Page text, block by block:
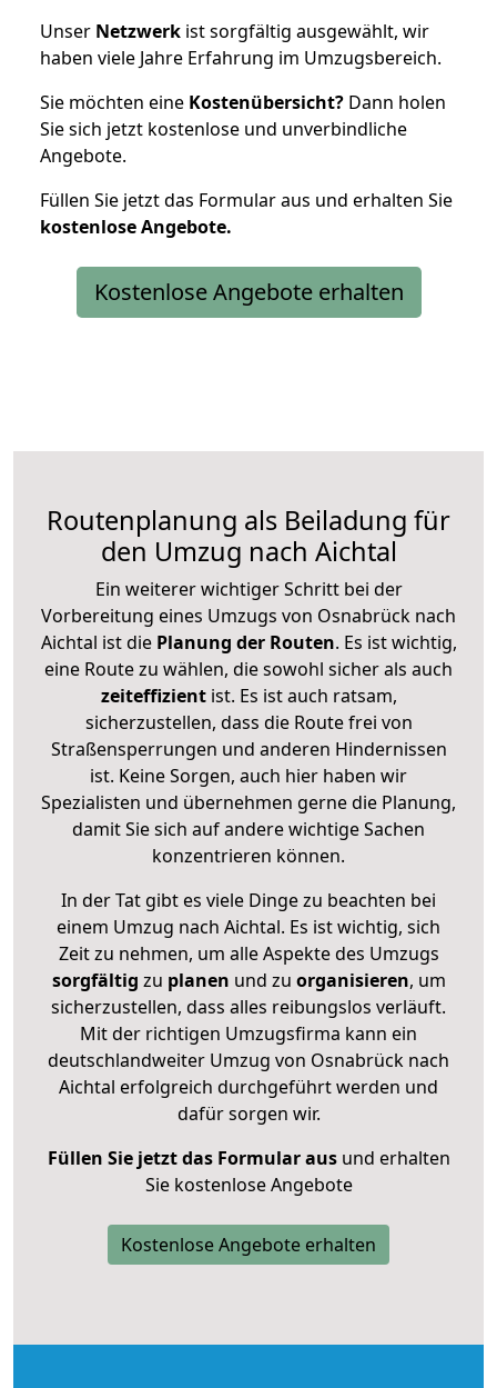
Unser Netzwerk ist sorgfältig ausgewählt, wir
haben viele Jahre Erfahrung im Umzugsbereich.
Sie möchten eine Kostenübersicht? Dann holen
Sie sich jetzt kostenlose und unverbindliche
Angebote.
Füllen Sie jetzt das Formular aus und erhalten Sie
kostenloseAngebote.
Kostenlose Angebote erhalten
Routenplanung als Beiladung für
den Umzug nach Aichtal
Ein weiterer wichtiger Schritt bei der
Vorbereitung eines Umzugs von Osnabrück nach
Aichtal ist diePlanung der Routen. Es ist wichtig,
eine Route zu wählen, die sowohl sicher als auch
zeiteffizientist. Es ist auch ratsam,
sicherzustellen, dass die Route frei von
Straßensperrungen und anderen Hindernissen
ist. Keine Sorgen, auch hier haben wir
Spezialisten und übernehmen gerne die Planung,
damit Sie sich auf andere wichtige Sachen
konzentrieren können.
In der Tat gibt es viele Dinge zu beachten bei
einem Umzug nach Aichtal. Es ist wichtig, sich
Zeit zu nehmen, um alle Aspekte des Umzugs
sorgfältig zu planen und zu organisieren, um
sicherzustellen, dass alles reibungslos verläuft.
Mit der richtigen Umzugsfirma kann ein
deutschlandweiter Umzug von Osnabrück nach
Aichtal erfolgreich durchgeführt werden und
dafür sorgen wir.
Füllen Sie jetzt das Formular ausund erhalten
Sie kostenlose Angebote
Kostenlose Angebote erhalten